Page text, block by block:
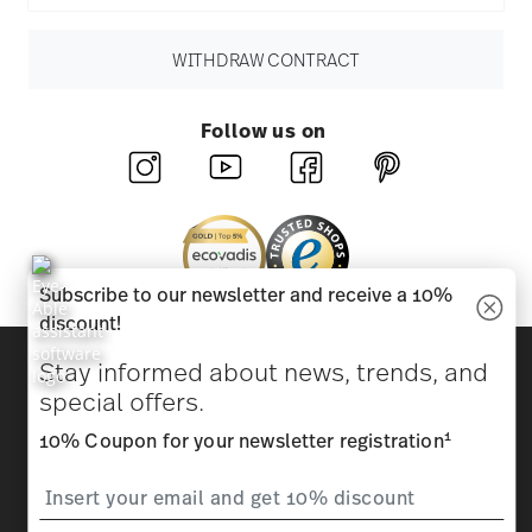
WITHDRAW CONTRACT
Follow us on
Beauty & functionality for your home
Homepage General terms and conditions
Privacy
Subscribe to our newsletter and receive a 10%
discount!
Stay informed about news, trends, and
special offers.
10% Coupon for your newsletter registration1